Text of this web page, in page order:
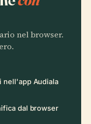
nel browser.
nell'app Audiala
dal browser